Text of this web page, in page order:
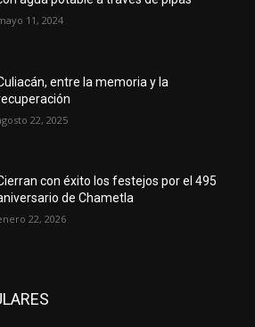
11, 2024
entre la memoria y la
22, 2025
con éxito los festejos por el 495
de Chametla
22, 2026